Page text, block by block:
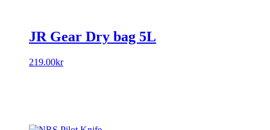
JR Gear Dry bag 5L
219.00kr